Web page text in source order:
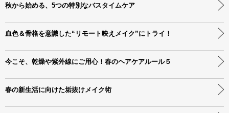
秋から始める、5つの特別なバスタイムケア
血色＆骨格を意識した“リモート映えメイク”にトライ！
今こそ、乾燥や紫外線にご用心！春のヘアケアルール５
春の新生活に向けた垢抜けメイク術